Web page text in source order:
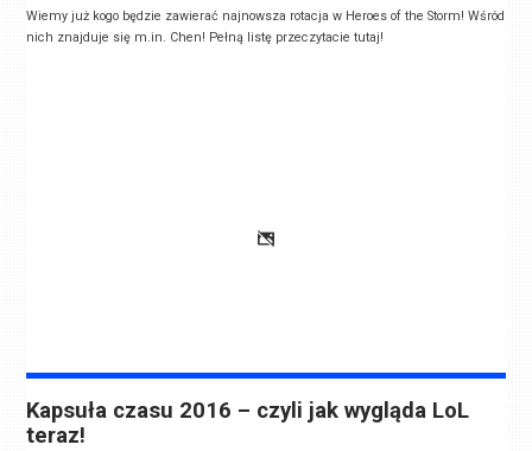
Wiemy już kogo będzie zawierać najnowsza rotacja w Heroes of the Storm! Wśród
nich znajduje się m.in. Chen! Pełną listę przeczytacie tutaj!
Kapsuła czasu 2016 – czyli jak wygląda LoL
teraz!